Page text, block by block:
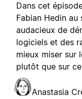
Dans cet
Fabian Hedin
audacieux de
logiciels et des
mieux miser sur
plutôt que sur
Anastasia